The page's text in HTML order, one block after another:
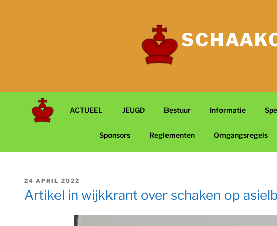
ACTUEEL JEUGD Bestuur Informatie
Sponsors Reglementen Omgangsregels
GEPLAATST
OP
24 APRIL 2022
Artikel in wijkkrant over schaken op